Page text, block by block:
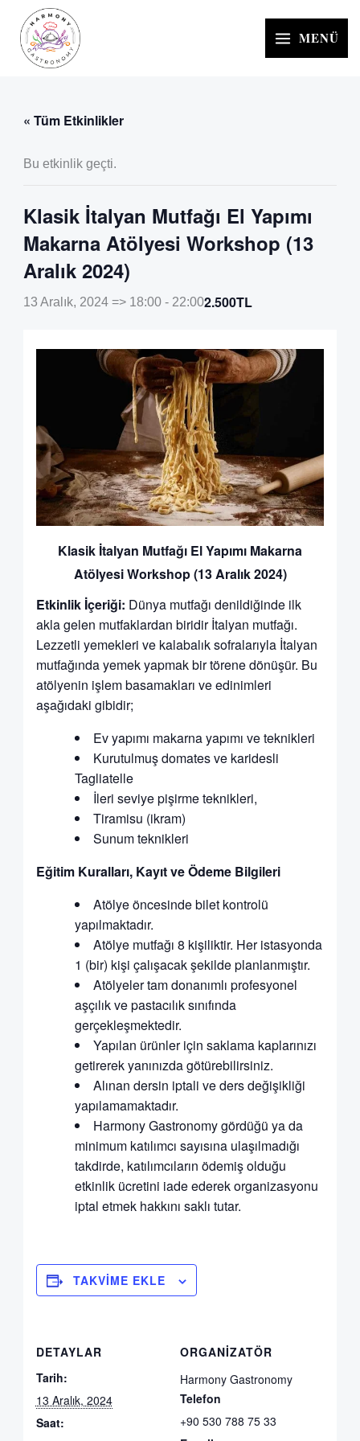
İçeriğe
MENÜ
« Tüm Etkinlikler
Bu etkinlik geçti.
Klasik İtalyan Mutfağı El Yapımı
Makarna Atölyesi Workshop (13
Aralık 2024)
13 Aralık, 2024 => 18:00- 22:002.500TL
Klasik İtalyan Mutfağı El Yapımı Makarna
Atölyesi Workshop (13 Aralık 2024)
Etkinlik İçeriği: Dünya mutfağı denildiğinde ilk
akla gelen mutfaklardan biridir İtalyan mutfağı.
Lezzetli yemekleri ve kalabalık sofralarıyla İtalyan
mutfağında yemek yapmak bir törene dönüşür. Bu
atölyenin işlem basamakları ve edinimleri
aşağıdaki gibidir;
Ev yapımı makarna yapımı ve teknikleri
Kurutulmuş domates ve karidesli
Tagliatelle
İleri seviye pişirme teknikleri,
Tiramisu (ikram)
Sunum teknikleri
Eğitim Kuralları, Kayıt ve Ödeme Bilgileri
Atölye öncesinde bilet kontrolü
yapılmaktadır.
Atölye mutfağı 8 kişiliktir. Her istasyonda
1 (bir) kişi çalışacak şekilde planlanmıştır.
Atölyeler tam donanımlı profesyonel
aşçılık ve pastacılık sınıfında
gerçekleşmektedir.
Yapılan ürünler için saklama kaplarınızı
getirerek yanınızda götürebilirsiniz.
Alınan dersin iptali ve ders değişikliği
yapılamamaktadır.
Harmony Gastronomy gördüğü ya da
minimum katılımcı sayısına ulaşılmadığı
takdirde, katılımcıların ödemiş olduğu
etkinlik ücretini iade ederek organizasyonu
iptal etmek hakkını saklı tutar.
TAKVIME EKLE
DETAYLAR
Tarih:
13 Aralık, 2024
Saat:
ORGANIZATÖR
Harmony Gastronomy
Telefon
+90 530 788 75 33